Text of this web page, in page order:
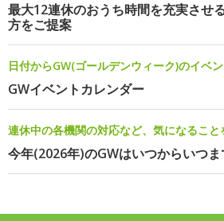
最大12連休のおうち時間を充実させ
方をご提案
日付からGW(ゴールデンウィーク)のイベ
GWイベントカレンダー
連休中の各機関の対応など、気になること
今年(2026年)のGWはいつからいつま